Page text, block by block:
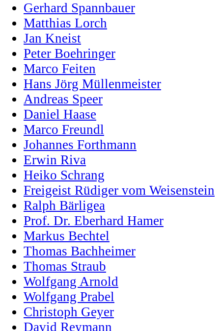
Gerhard Spannbauer
Matthias Lorch
Jan Kneist
Peter Boehringer
Marco Feiten
Hans Jörg Müllenmeister
Andreas Speer
Daniel Haase
Marco Freundl
Johannes Forthmann
Erwin Riva
Heiko Schrang
Freigeist Rüdiger vom Weisenstein
Ralph Bärligea
Prof. Dr. Eberhard Hamer
Markus Bechtel
Thomas Bachheimer
Thomas Straub
Wolfgang Arnold
Wolfgang Prabel
Christoph Geyer
David Reymann